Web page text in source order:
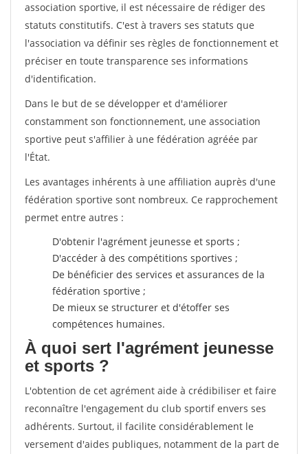
association sportive, il est nécessaire de rédiger des
statuts constitutifs. C'est à travers ses statuts que
l'association va définir ses règles de fonctionnement et
préciser en toute transparence ses informations
d'identification.
Dans le but de se développer et d'améliorer
constamment son fonctionnement, une association
sportive peut s'affilier à une fédération agréée par
l'État.
Les avantages inhérents à une affiliation auprès d'une
fédération sportive sont nombreux. Ce rapprochement
permet entre autres :
D'obtenir l'agrément jeunesse et sports ;
D'accéder à des compétitions sportives ;
De bénéficier des services et assurances de la
fédération sportive ;
De mieux se structurer et d'étoffer ses
compétences humaines.
À quoi sert l'agrément jeunesse
et sports ?
L'obtention de cet agrément aide à crédibiliser et faire
reconnaître l'engagement du club sportif envers ses
adhérents. Surtout, il facilite considérablement le
versement d'aides publiques, notamment de la part de